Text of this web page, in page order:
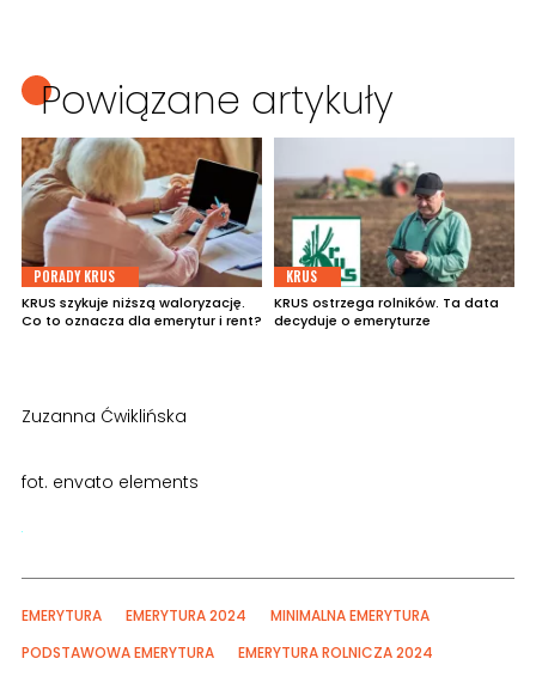
Powiązane artykuły
PORADY KRUS
KRUS szykuje niższą waloryzację.
Co to oznacza dla emerytur i rent?
KRUS
KRUS ostrzega rolników. Ta data
decyduje o emeryturze
Zuzanna Ćwiklińska
fot. envato elements
EMERYTURA EMERYTURA 2024
MINIMALNA EMERYTURA
PODSTAWOWA EMERYTURA
EMERYTURA ROLNICZA 2024